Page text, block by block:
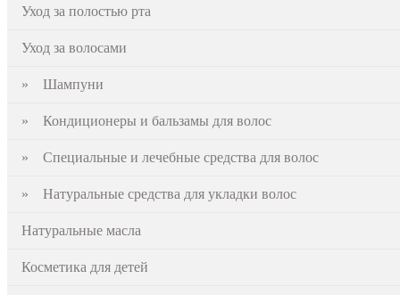
Уход за полостью рта
Уход за волосами
» Шампуни
» Кондиционеры и бальзамы для волос
» Специальные и лечебные средства для волос
» Натуральные средства для укладки волос
Натуральные масла
Косметика для детей